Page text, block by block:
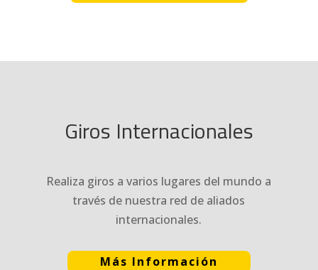
Giros Internacionales
Realiza giros a varios lugares del mundo a
través de nuestra red de aliados
internacionales.
Más Información